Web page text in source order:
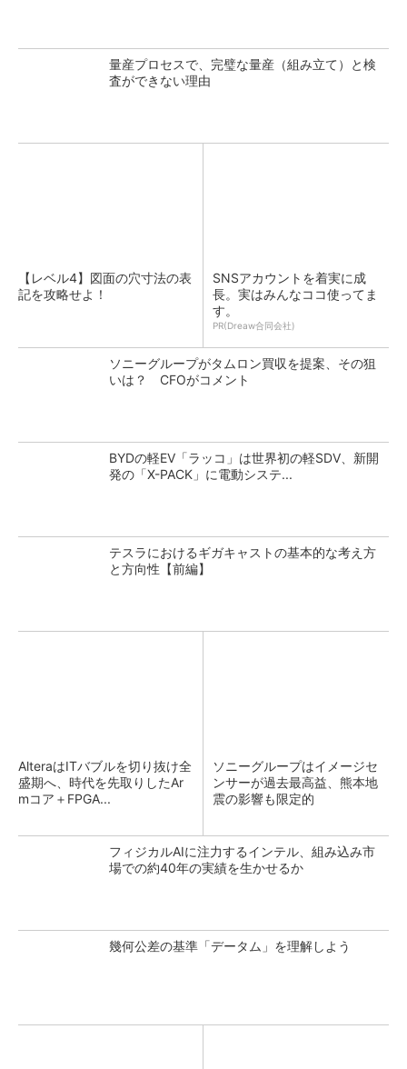
量産プロセスで、完璧な量産（組み立て）と検
査ができない理由
【レベル4】図面の穴寸法の表
記を攻略せよ！
SNSアカウントを着実に成
長。実はみんなココ使ってま
す。
PR(Dreaw合同会社)
ソニーグループがタムロン買収を提案、その狙
いは？ CFOがコメント
BYDの軽EV「ラッコ」は世界初の軽SDV、新開
発の「X-PACK」に電動システ...
テスラにおけるギガキャストの基本的な考え方
と方向性【前編】
AlteraはITバブルを切り抜け全
盛期へ、時代を先取りしたAr
mコア＋FPGA...
ソニーグループはイメージセ
ンサーが過去最高益、熊本地
震の影響も限定的
フィジカルAIに注力するインテル、組み込み市
場での約40年の実績を生かせるか
幾何公差の基準「データム」を理解しよう